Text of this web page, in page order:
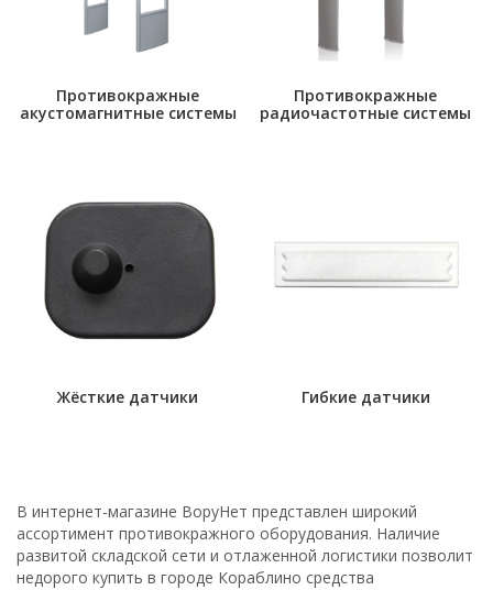
Противокражные
акустомагнитные системы
Противокражные
радиочастотные системы
Жёсткие датчики Гибкие датчики
В интернет-магазине ВоруНет представлен широкий
ассортимент противокражного оборудования. Наличие
развитой складской сети и отлаженной логистики позволит
недорого купить в городе Кораблино средства